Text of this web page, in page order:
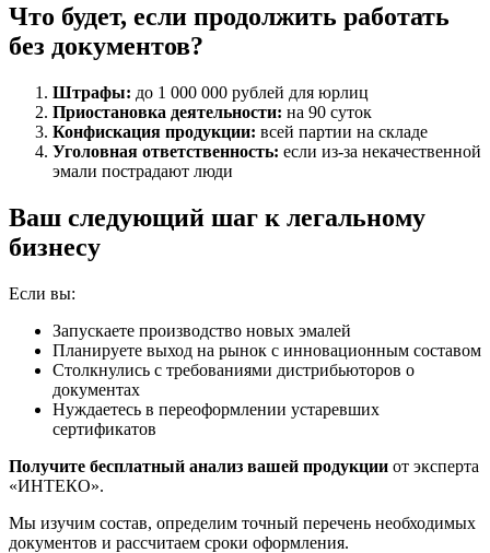
Что будет, если продолжить работать
без документов?
Штрафы: до 1 000 000 рублей для юрлиц
Приостановка деятельности: на 90 суток
Конфискация продукции: всей партии на складе
Уголовная ответственность: если из-за некачественной
эмали пострадают люди
Ваш следующий шаг к легальному
бизнесу
Если вы:
Запускаете производство новых эмалей
Планируете выход на рынок с инновационным составом
Столкнулись с требованиями дистрибьюторов о
документах
Нуждаетесь в переоформлении устаревших
сертификатов
Получите бесплатный анализ вашей продукции от эксперта
«ИНТЕКО».
Мы изучим состав, определим точный перечень необходимых
документов и рассчитаем сроки оформления.